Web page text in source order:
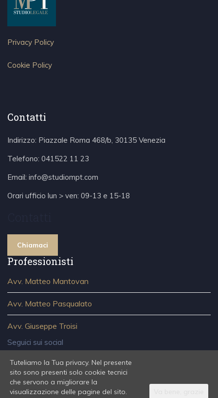
Privacy Policy
Cookie Policy
Contatti
Indirizzo: Piazzale Roma 468/b, 30135 Venezia
Telefono: 041522 11 23
Email: info@studiompt.com
Orari ufficio lun > ven: 09-13 e 15-18
Chiamaci
Professionisti
Avv. Matteo Mantovan
Avv. Matteo Pasqualato
Avv. Giuseppe Troisi
Seguici sui social
Tuteliamo la Tua privacy. Nel presente
sito sono presenti solo cookie tecnici
che servono a migliorare la
visualizzazione delle pagine del sito.